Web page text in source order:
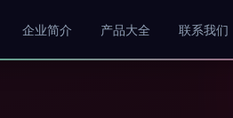
企业简介 产品大全 联系我们